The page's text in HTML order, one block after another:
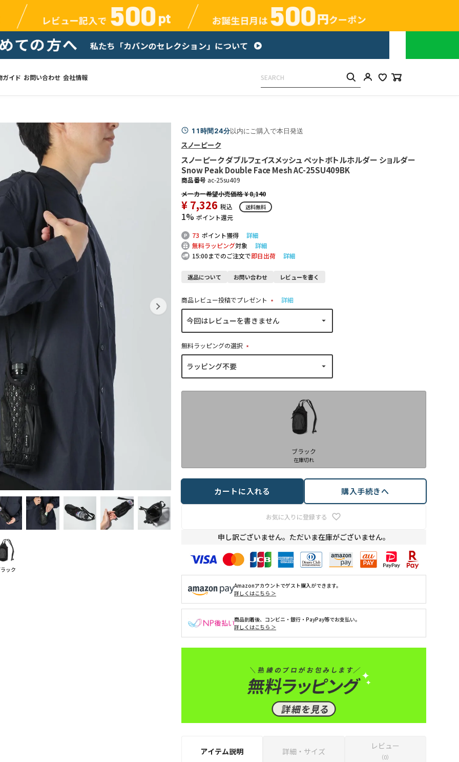
ガイド お問い合わせ 会社情報
ック
11時間24分以内にご購入で本日発送
スノーピーク
スノーピーク ダブルフェイスメッシュ ペットボトルホルダー ショルダー
Snow Peak Double Face Mesh AC-25SU409BK
商品番号 ac-25su409
¥8,140
¥ 7,326 税込 送料無料
1% ポイント還元
73 ポイント獲得
詳細
無料ラッピング対象
詳細
15:00までのご注文で即日出荷 詳細
返品について お問い合わせ レビューを書く
商品レビュー投稿でプレゼント
(
必
)
詳細
無料ラッピングの選択
(
)
ブラック
在庫切れ
お気に入りに登録する
カートに入れる 購入手続きへ
申し訳ございません。ただいま在庫がございません。
Amazonアカウントでゲスト購入ができます。
詳しくはこちら ＞
商品到着後、コンビニ・銀行・PayPay等でお支払い。
詳しくはこちら ＞
アイテム説明 詳細・サイズ
レビュー
（0）